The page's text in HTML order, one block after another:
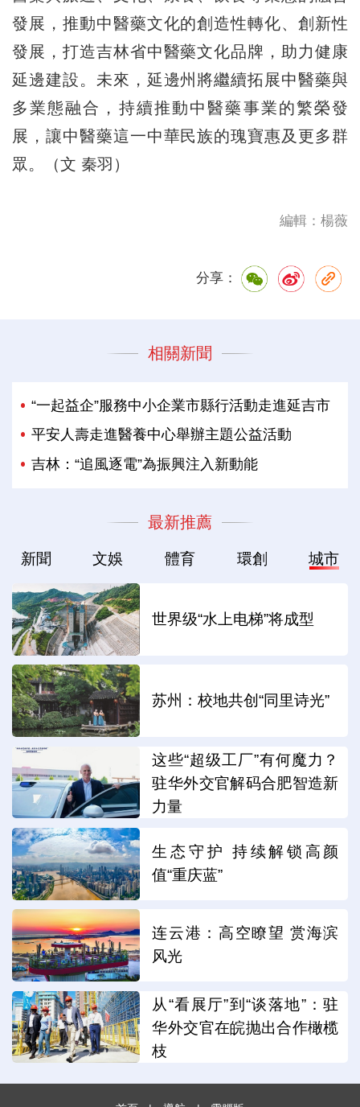
發展，推動中醫藥文化的創造性轉化、創新性
發展，打造吉林省中醫藥文化品牌，助力健康
延邊建設。未來，延邊州將繼續拓展中醫藥與
多業態融合，持續推動中醫藥事業的繁榮發
展，讓中醫藥這一中華民族的瑰寶惠及更多群
眾。（文 秦羽）
編輯：楊薇
分享：
相關新聞
“一起益企”服務中小企業市縣行活動走進延吉市
平安人壽走進醫養中心舉辦主題公益活動
吉林：“追風逐電”為振興注入新動能
最新推薦
新聞 文娛 體育 環創 城市
世界级“水上电梯”将成型
苏州：校地共创“同里诗光”
这些“超级工厂”有何魔力？
驻华外交官解码合肥智造新
力量
生态守护 持续解锁高颜
值“重庆蓝”
连云港：高空瞭望 赏海滨
风光
从“看展厅”到“谈落地”：驻
华外交官在皖抛出合作橄榄
枝